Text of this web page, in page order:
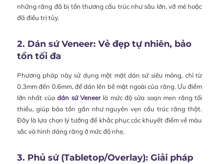
những răng đã bị tổn thương cấu trúc như sâu lớn, vỡ mẻ hoặc
đã điều trị tủy.
2. Dán sứ Veneer: Vẻ đẹp tự nhiên, bảo
tồn tối đa
Phương pháp này sử dụng một mặt dán sứ siêu mỏng, chỉ từ
0.3mm đến 0.6mm, để dán lên bề mặt ngoài của răng. Ưu điểm
lớn nhất củadán sứ Veneerlà mức độ sửa soạn men răng tối
thiểu, giúp bảo tồn gần như nguyên vẹn cấu trúc răng thật.
Đây là lựa chọn lý tưởng để khắc phục các khuyết điểm về màu
sắc và hình dáng răng ở mức độ nhẹ.
3. Phủ sứ (Tabletop/Overlay): Giải pháp